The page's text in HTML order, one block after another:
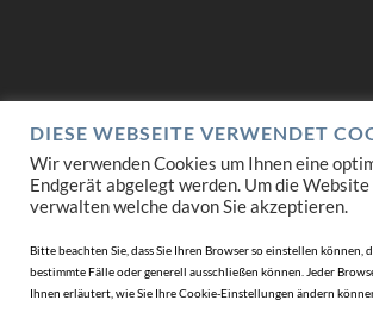
DIESE WEBSEITE VERWENDET
Wir verwenden Cookies um Ihnen eine
Endgerät abgelegt werden. Um die
verwalten welche davon Sie akzeptieren.
Bitte beachten Sie, dass Sie Ihren Browser so einstellen
bestimmte Fälle oder generell ausschließen können. Jeder
Ihnen erläutert, wie Sie Ihre Cookie-Einstellungen ändern